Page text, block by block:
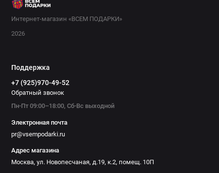
Интернет-магазин «ВСЕМ ПОДАРКИ»
2026
Поддержка
+7 (925)970-49-52
Обратный звонок
Пн-Пт 09:00–18:00, Сб-Вс выходной
Электронная почта
pr@vsempodarki.ru
Адрес магазина
Москва, ул. Новопесчаная, д.19, к.2, помещ. 10П